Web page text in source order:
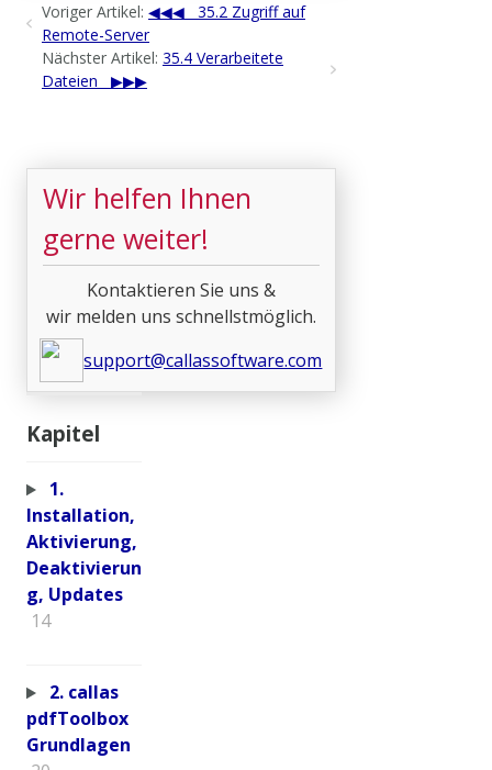
Voriger Artikel:
35.2 Zugriff auf
Remote-Server
Nächster Artikel: 35.4 Verarbeitete
Dateien
Wir helfen Ihnen
gerne weiter!
Kontaktieren Sie uns &
wir melden uns schnellstmöglich.
support@callassoftware.com
Kapitel
1.
Installation,
Aktivierung,
Deaktivierun
g, Updates
14
2. callas
pdfToolbox
Grundlagen